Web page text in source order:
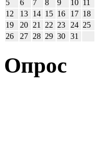
5
6 7 8 9 10 11
12
13 14 15 16 17 18
19
20 21 22 23 24 25
26
27 28 29 30 31
Опрос